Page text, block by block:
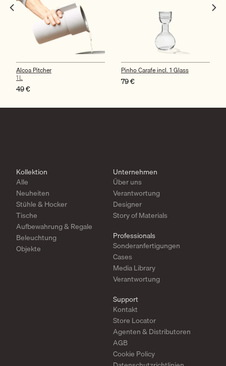
Alcoa Pitcher
1L
49€
Pinho Carafe incl. 1 Glass
79€
Kollektion
Alle
Neuheiten
Stühle & Hocker
Tische
Aufbewahrung & Regale
Beleuchtung
Objekte
Unternehmen
Über uns
Verantwortung
Designer
Story of Materials
Professionals
Sonderanfertigungen
Cases
Media Library
Verantwortung
Support
Kontakt
Store Locator
Agenten & Distributoren
AGB
Cookie Policy